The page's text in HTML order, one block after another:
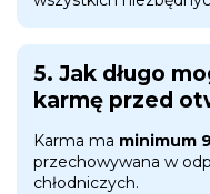
5. Jak długo
karmę przed
Karma ma minimum
przechowywana w
chłodniczych.